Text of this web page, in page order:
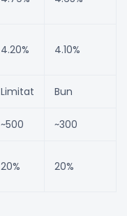
4.20% 4.10%
Limitat Bun
~500 ~300
20% 20%